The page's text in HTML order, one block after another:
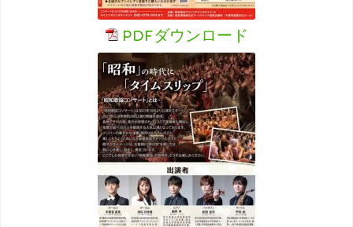
PDFダウンロード